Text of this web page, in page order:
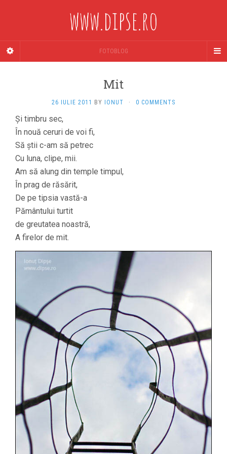
www.dipse.ro
FOTOBLOG
Mit
26 IULIE 2011 BY IONUT · 0 COMMENTS
Şi timbru sec,
În nouă ceruri de voi fi,
Să ştii c-am să petrec
Cu luna, clipe, mii.
Am să alung din temple timpul,
În prag de răsărit,
De pe tipsia vastă-a
Pământului turtit
de greutatea noastră,
A firelor de mit.